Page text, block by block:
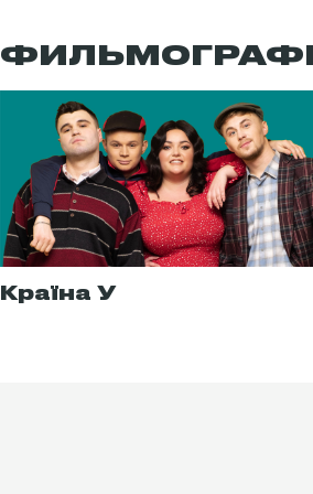
Країна У